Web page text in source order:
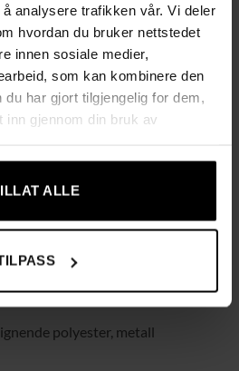
analysere trafikken vår. Vi deler
hvordan du bruker nettstedet
innen sosiale medier,
som kan kombinere den
du har gjort tilgjengelig for dem,
inn gjennom din bruk av
ALLE
setehøyde via en lett
sittestilling.
gir en avslappende
er trukket med et slitesterkt,
har en maksimal vektkapasitet på
polyester, metall